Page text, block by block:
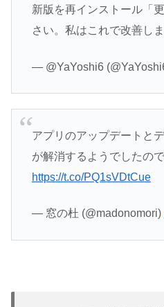
新版を再インストール「
さい。私はこれで改善しま
— @YaYoshi6
アプリのアップデートと
が解消するようでしたの
https://t.co/PQ1sVDtCue
— 窓の杜 (@madonomori)